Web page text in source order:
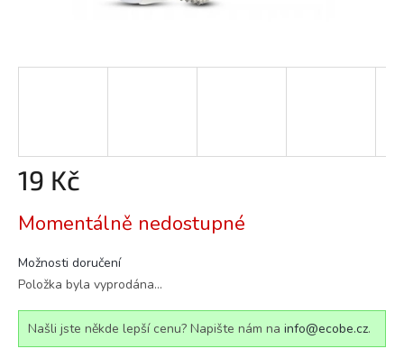
19 Kč
cena:
Momentálně nedostupné
Možnosti doručení
Položka byla vyprodána…
Našli jste někde lepší cenu? Napište nám na info@ecobe.cz.